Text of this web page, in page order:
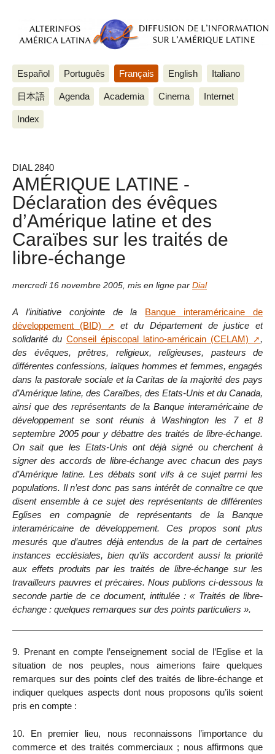
Español Português Français English Italiano
日本語 Agenda Academia Cinema Internet
Index
DIAL 2840
AMÉRIQUE LATINE -
Déclaration des évêques
d’Amérique latine et des
Caraïbes sur les traités de
libre-échange
mercredi 16 novembre 2005 mis en ligne par Dial
A l’initiative conjointe de la Banque interaméricaine de
développement (BID)
et du Département de justice et
solidarité du Conseil épiscopal latino-américain (CELAM)
,
des évêques, prêtres, religieux, religieuses, pasteurs de
différentes confessions, laïques hommes et femmes, engagés
dans la pastorale sociale et la Caritas de la majorité des pays
d’Amérique latine, des Caraïbes, des Etats-Unis et du Canada,
ainsi que des représentants de la Banque interaméricaine de
développement se sont réunis à Washington les 7 et 8
septembre 2005 pour y débattre des traités de libre-échange.
On sait que les Etats-Unis ont déjà signé ou cherchent à
signer des accords de libre-échange avec chacun des pays
d’Amérique latine. Les débats sont vifs à ce sujet parmi les
populations. Il n’est donc pas sans intérêt de connaître ce que
disent ensemble à ce sujet des représentants de différentes
Eglises en compagnie de représentants de la Banque
interaméricaine de développement. Ces propos sont plus
mesurés que d’autres déjà entendus de la part de certaines
instances ecclésiales, bien qu’ils accordent aussi la priorité
aux effets produits par les traités de libre-échange sur les
travailleurs pauvres et précaires. Nous publions ci-dessous la
seconde partie de ce document, intitulée : « Traités de libre-
échange : quelques remarques sur des points particuliers ».
9. Prenant en compte l’enseignement social de l’Eglise et la
situation de nos peuples, nous aimerions faire quelques
remarques sur des points clef des traités de libre-échange et
indiquer quelques aspects dont nous proposons qu’ils soient
pris en compte :
10. En premier lieu, nous reconnaissons l’importance du
commerce et des traités commerciaux ; nous affirmons que